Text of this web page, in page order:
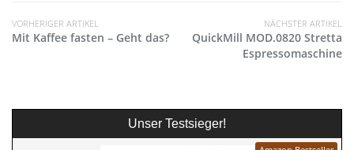
VORHERIGER ARTIKEL
Mit Kaffee fasten – Geht das?
NÄCHSTER ARTIKEL
QuickMill MOD.0820 Stretta
Espressomaschine
Unser Testsieger!